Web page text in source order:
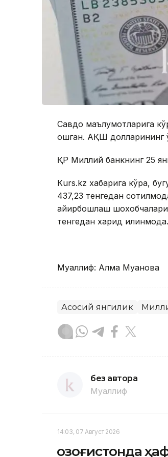
Савдо маълумотларига
ошган. АҚШ долларининг
ҚР Миллий банкнинг 25
Кurs.kz хабарига кўра,
437,23 тенгедан
айирбошлаш
тенгедан харид қилинмоқда.
Муаллиф: Алма Муқанова
Асосий янгилик
без автора
Муаллиф
14:03, 07 Август 2026
Қозоғистонда